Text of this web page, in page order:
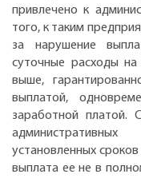
привлечено к
того, к таким
за нарушение
суточные расходы на
выше,
выплатой,
заработной платой.
установленных
выплата ее не в